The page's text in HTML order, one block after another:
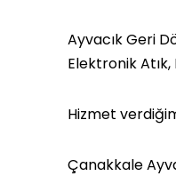
Ayvacık Geri
Elektronik Atık,
Hizmet
Çanakkale